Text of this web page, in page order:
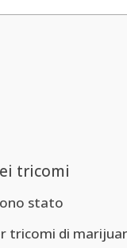
tricomi
stato
tricomi di